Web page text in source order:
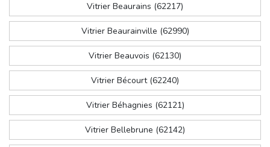
Vitrier Beaurains (62217)
Vitrier Beaurainville (62990)
Vitrier Beauvois (62130)
Vitrier Bécourt (62240)
Vitrier Béhagnies (62121)
Vitrier Bellebrune (62142)